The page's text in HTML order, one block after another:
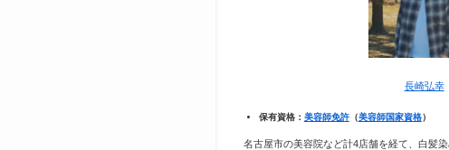
長崎弘幸
保有資格： 美容師免許（美容師国家資格）
名古屋市の美容院など計4店舗を経て、白髪